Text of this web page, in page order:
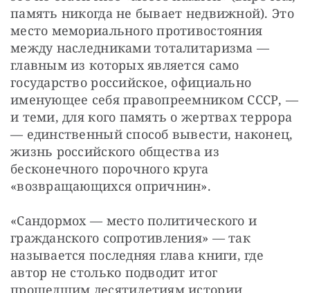
память никогда не бывает недвижной). Это
место мемориального противостояния
между наследниками тоталитаризма —
главным из которых является само
государство российское, официально
именующее себя правопреемником СССР, —
и теми, для кого память о жертвах террора
— единственный способ вывести, наконец,
жизнь российского общества из
бесконечного порочного круга
«возвращающихся опричнин».
«Сандормох — место политического и
гражданского сопротивления» — так
называется последняя глава книги, где
автор не столько подводит итог